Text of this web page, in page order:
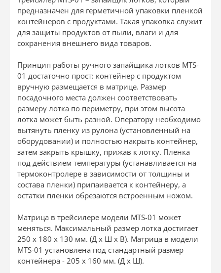
предназначен для герметичной упаковки пленкой
контейнеров с продуктами. Такая упаковка служит
для защиты продуктов от пыли, влаги и для
сохранения внешнего вида товаров.
Принцип работы ручного запайщика лотков MTS-
01 достаточно прост: контейнер с продуктом
вручную размещается в матрице. Размер
посадочного места должен соответствовать
размеру лотка по периметру, при этом высота
лотка может быть разной. Оператору необходимо
вытянуть пленку из рулона (установленный на
оборудовании) и полностью накрыть контейнер,
затем закрыть крышку, прижав к лотку. Пленка
под действием температуры (устанавливается на
термоконтролере в зависимости от толщины и
состава пленки) припаивается к контейнеру, а
остатки пленки обрезаются встроенным ножом.
Матрица в трейсилере модели MTS-01 может
меняться. Максимальный размер лотка достигает
250 x 180 x 130 мм. (Д x Ш x В). Матрица в модели
MTS-01 установлена под стандартный размер
контейнера - 205 x 160 мм. (Д x Ш).